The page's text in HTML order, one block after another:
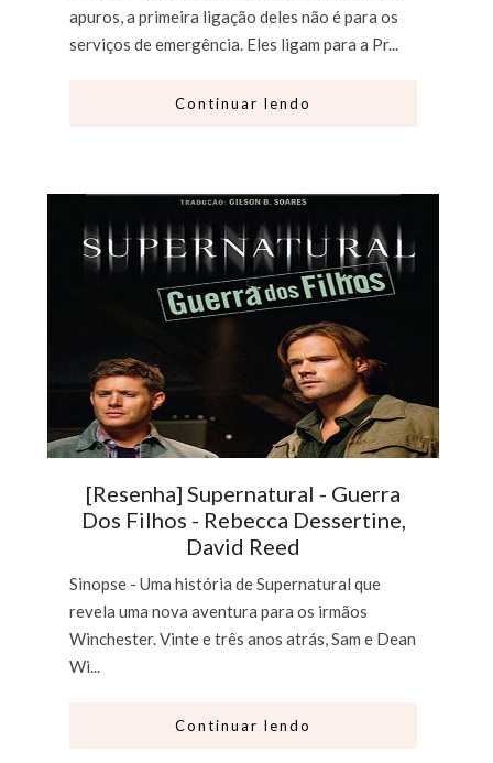
apuros, a primeira ligação deles não é para os
serviços de emergência. Eles ligam para a Pr...
Continuar lendo
[Resenha] Supernatural - Guerra
Dos Filhos - Rebecca Dessertine,
David Reed
Sinopse - Uma história de Supernatural que
revela uma nova aventura para os irmãos
Winchester. Vinte e três anos atrás, Sam e Dean
Wi...
Continuar lendo